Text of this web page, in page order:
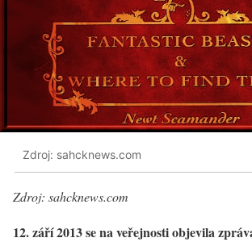
Zdroj: sahcknews.com
Zdroj: sahcknews.com
12. září 2013 se na veřejnosti objevila